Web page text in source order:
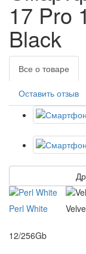
17 Pro
Black
Все о товаре
Оставить отзыв
Perl White
12/256Gb